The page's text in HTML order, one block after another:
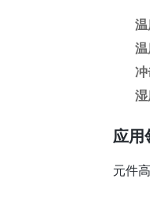
温
温
冲
湿
应用
元件